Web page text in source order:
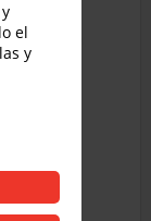
el
y